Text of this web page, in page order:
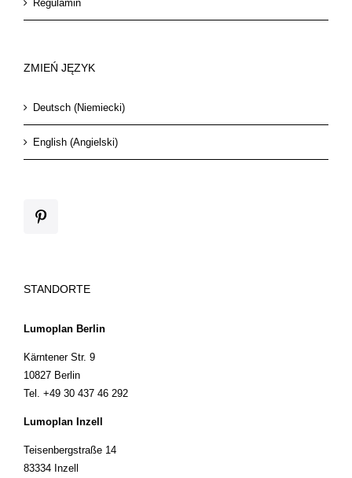
Regulamin
ZMIEŃ JĘZYK
Deutsch (Niemiecki)
English (Angielski)
STANDORTE
Lumoplan Berlin
Kärntener Str. 9
10827 Berlin
Tel. +49 30 437 46 292
Lumoplan Inzell
Teisenbergstraße 14
83334 Inzell